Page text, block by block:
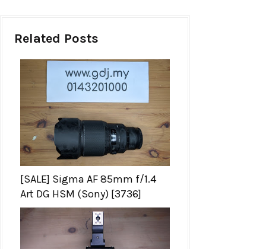
Related Posts
[SALE] Sigma AF 85mm f/1.4
Art DG HSM (Sony) [3736]